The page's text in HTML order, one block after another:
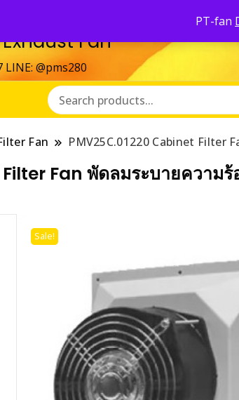
PT-fan
Fan
@pms280
Fan PMV25C.01220 Cabinet Filter
Fan พัดลมระบายความ
Sale!